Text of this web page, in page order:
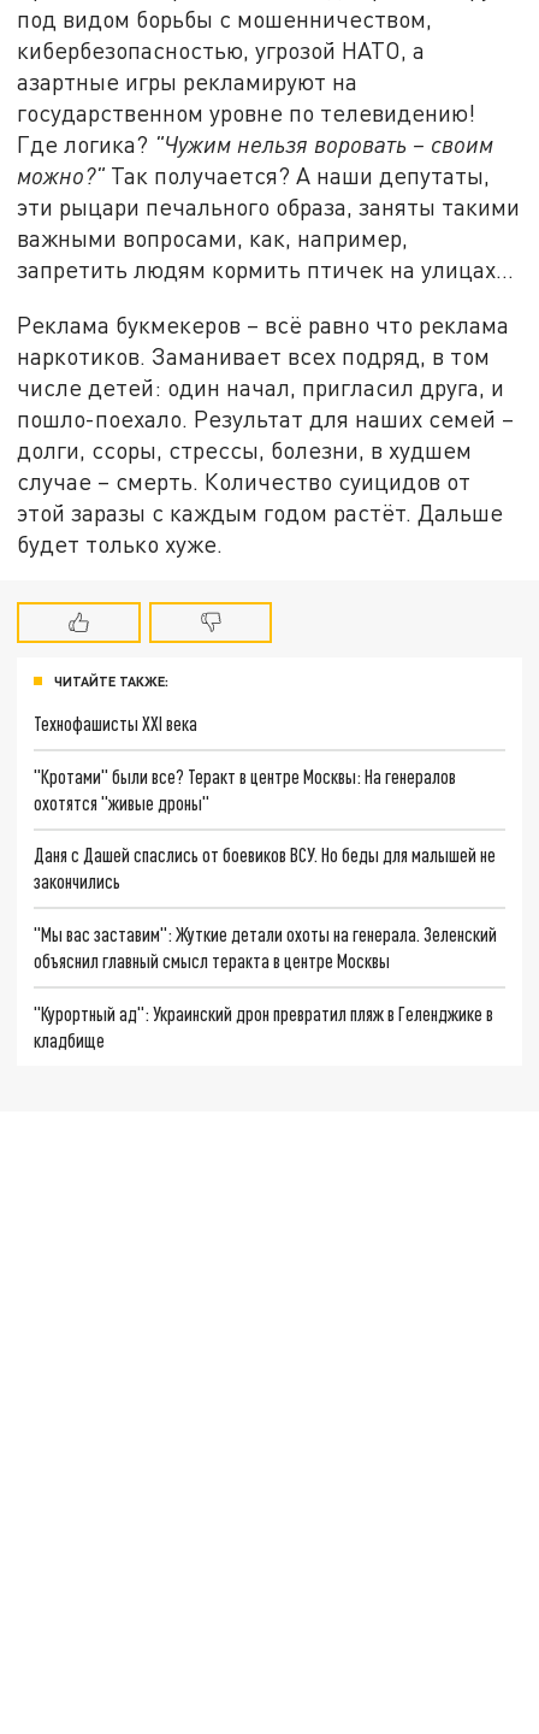
под видом борьбы с мошенничеством,
кибербезопасностью, угрозой НАТО, а
азартные игры рекламируют на
государственном уровне по телевидению!
Где логика? "Чужим нельзя воровать – своим
можно?" Так получается? А наши депутаты,
эти рыцари печального образа, заняты такими
важными вопросами, как, например,
запретить людям кормить птичек на улицах…
Реклама букмекеров – всё равно что реклама
наркотиков. Заманивает всех подряд, в том
числе детей: один начал, пригласил друга, и
пошло-поехало. Результат для наших семей –
долги, ссоры, стрессы, болезни, в худшем
случае – смерть. Количество суицидов от
этой заразы с каждым годом растёт. Дальше
будет только хуже.
ЧИТАЙТЕ ТАКЖЕ:
Технофашисты XXI века
"Кротами" были все? Теракт в центре Москвы: На генералов
охотятся "живые дроны"
Даня с Дашей спаслись от боевиков ВСУ. Но беды для малышей не
закончились
"Мы вас заставим": Жуткие детали охоты на генерала. Зеленский
объяснил главный смысл теракта в центре Москвы
"Курортный ад": Украинский дрон превратил пляж в Геленджике в
кладбище